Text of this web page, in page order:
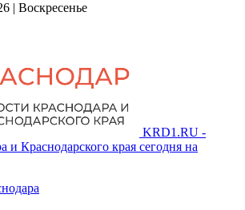
| Воскресенье
KRD1.RU -
и Краснодарского края сегодня на